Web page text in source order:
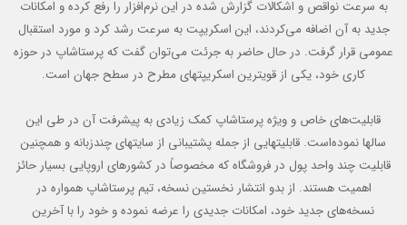
به سرعت نواقص و اشکالات گزارش شده در این نرم‌افزار را رفع کرده و امکانات
جدید به آن اضافه می‌کردند، این اسکریپت به سرعت رشد کرد و مورد استقبال
عمومی قرار گرفت. در حال حاضر به جرئت می‌توان گفت که پرستاشاپ در حوزه
کاری خود، یکی از قویترین اسکریپتهای مطرح در سطح جهان است.
قابلیت‌های خاص و ویژه پرستاشاپ کمک زیادی به پیشرفت آن در طی این
سالها نموده‌است. قابلیتهایی از جمله پشتیبانی از سایتهای چندزبانه و همچنین
قابلیت چند واحد پول در فروشگاه که مخصوصاً در کشورهای اروپایی بسیار حائز
اهمیت هستند. از بدو انتشار نخستین نسخه، تیم پرستاشاپ همواره در
نسخه‌های جدید خود، امکانات جدیدی را عرضه نموده و خود را با آخرین